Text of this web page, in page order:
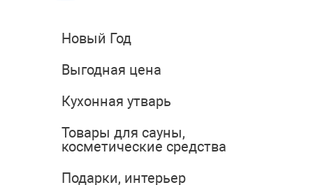
Новый Год
Выгодная цена
Кухонная утварь
Товары для сауны,
косметические средства
Подарки, интерьер